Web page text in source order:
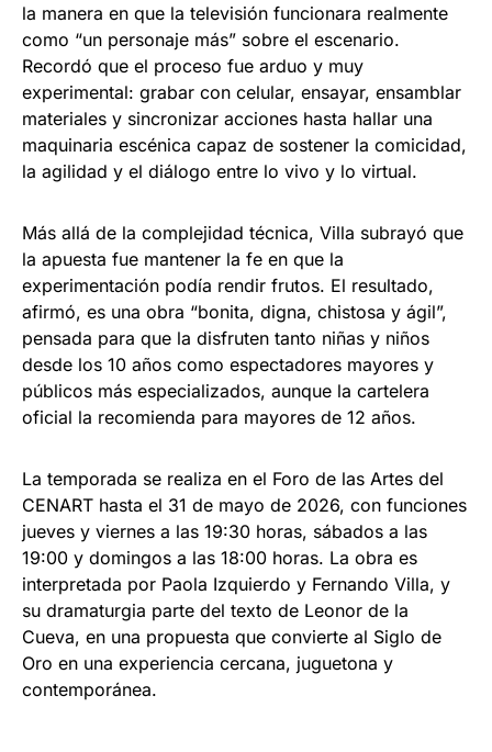
la manera en que la televisión funcionara realmente
como “un personaje más” sobre el escenario.
Recordó que el proceso fue arduo y muy
experimental: grabar con celular, ensayar, ensamblar
materiales y sincronizar acciones hasta hallar una
maquinaria escénica capaz de sostener la comicidad,
la agilidad y el diálogo entre lo vivo y lo virtual.
Más allá de la complejidad técnica, Villa subrayó que
la apuesta fue mantener la fe en que la
experimentación podía rendir frutos. El resultado,
afirmó, es una obra “bonita, digna, chistosa y ágil”,
pensada para que la disfruten tanto niñas y niños
desde los 10 años como espectadores mayores y
públicos más especializados, aunque la cartelera
oficial la recomienda para mayores de 12 años.
La temporada se realiza en el Foro de las Artes del
CENART hasta el 31 de mayo de 2026, con funciones
jueves y viernes a las 19:30 horas, sábados a las
19:00 y domingos a las 18:00 horas. La obra es
interpretada por Paola Izquierdo y Fernando Villa, y
su dramaturgia parte del texto de Leonor de la
Cueva, en una propuesta que convierte al Siglo de
Oro en una experiencia cercana, juguetona y
contemporánea.